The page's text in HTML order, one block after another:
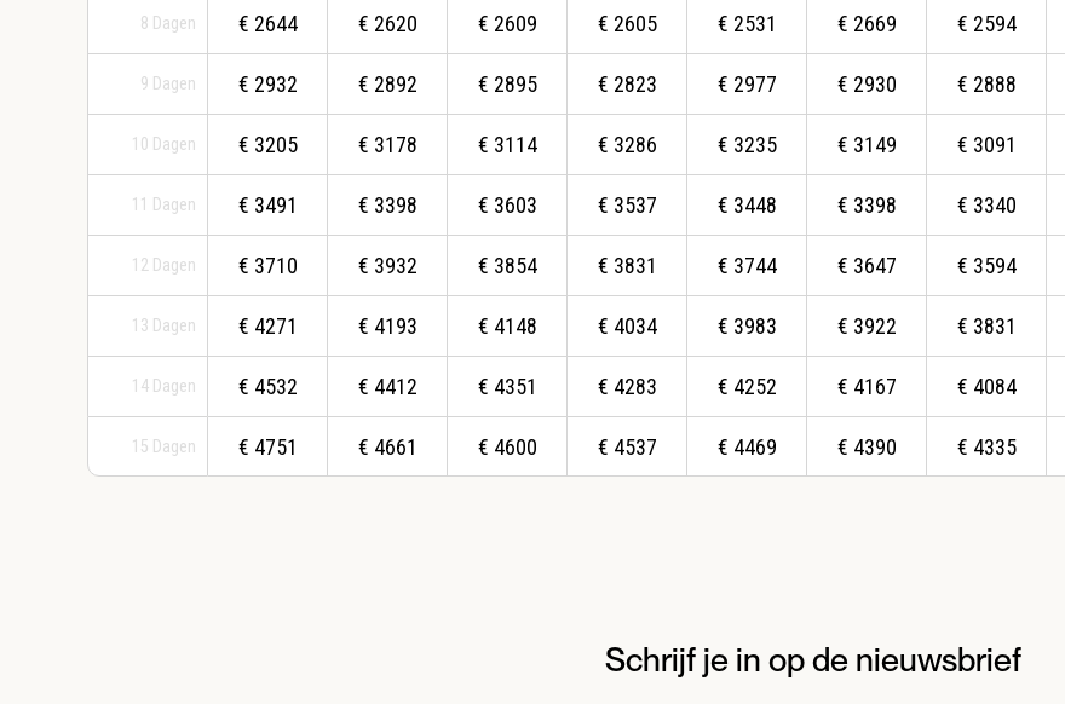
8 Dagen
9 Dagen
10 Dagen
11 Dagen
12 Dagen
13 Dagen
14 Dagen
15 Dagen
€ 2644
€ 2932
€ 3205
€ 3491
€ 3710
€ 4271
€ 4532
€ 4751
€ 2620
€ 2892
€ 3178
€ 3398
€ 3932
€ 4193
€ 4412
€ 4661
€ 2609
€ 2895
€ 3114
€ 3603
€ 3854
€ 4148
€ 4351
€ 4600
€ 2605
€ 2823
€ 3286
€ 3537
€ 3831
€ 4034
€ 4283
€ 4537
€ 2531
€ 2977
€ 3235
€ 3448
€ 3744
€ 3983
€ 4252
€ 4469
€ 2669
€ 2930
€ 3149
€ 3398
€ 3647
€ 3922
€ 4167
€ 4390
€ 2594
€ 2888
€ 3091
€ 3340
€ 3594
€ 3831
€ 4084
€ 4335
Schrijf je in op de nieuwsbrief